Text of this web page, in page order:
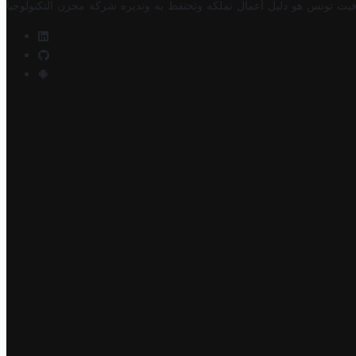
تونس هو دليل أعمال تملكه وتحتفظ به وتديره شركة مخزن التكنولوجيا